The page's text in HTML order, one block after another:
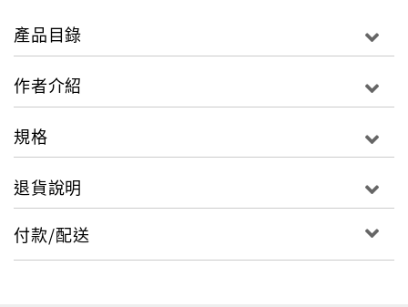
●昆蟲如何進化與分類？
●昆蟲如何適應多變的環境？
●昆蟲如何防禦天敵？
●昆蟲群體如何組織成分工複雜的社會？
●人類如何實際應用昆蟲特性發展出仿生技術？
處處讓人驚豔的昆蟲世界，已啟發無數新穎技術，無論
產品目錄
作者介紹
規格
退貨說明
付款/配送